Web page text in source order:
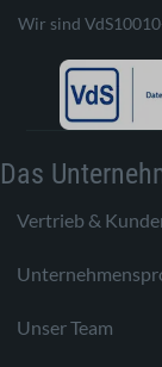
Wir sind
Das
Vertrieb &
Unser Team